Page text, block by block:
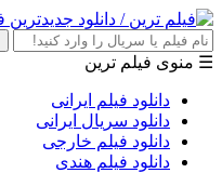
☰ منوی فیلم ترین
دانلود فیلم ایرانی
دانلود سریال ایرانی
دانلود فیلم خارجی
دانلود فیلم هندی